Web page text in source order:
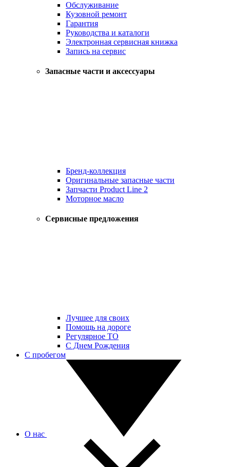
Обслуживание
Кузовной ремонт
Гарантия
Руководства и каталоги
Электронная сервисная книжка
Запись на сервис
Запасные части и аксессуары
Бренд-коллекция
Оригинальные запасные части
Запчасти Product Line 2
Моторное масло
Сервисные предложения
Лучшее для своих
Помощь на дороге
Регулярное ТО
С Днем Рождения
С пробегом
О нас